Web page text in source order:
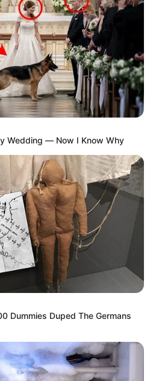
Equipos antioqueños
rendirán homenaje a las
17 víctimas del accidente
en la final por Copa
ATLÉTICO NACIONAL
1.000 policías reforzarán
final por Copa entre
Nacional y Medellín
JUNIOR DE BARRANQUILLA
Junior cayó en penales
ante América y quedó
fuera de la Copa BetPlay
Envigado y Millonarios
Wedding — Now I Know Why
Dummies Duped The Germans